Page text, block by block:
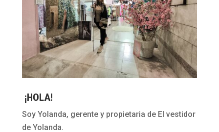
¡HOLA!
Soy Yolanda, gerente y propietaria de El vestidor
de Yolanda.